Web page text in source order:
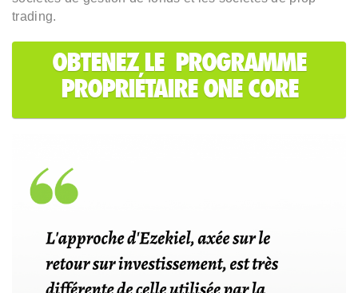
trading.
OBTENEZ LE PROGRAMME
PROPRIÉTAIRE ONE CORE